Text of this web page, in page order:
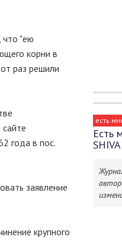
что "ею
корни в
раз решили
года в пос.
заявление
крупного
есть
Есть
SHIVA